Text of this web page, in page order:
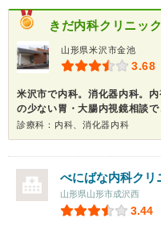
きだ内科クリニック
山形県米沢市金池
3.68
米沢市で内科。消化器内科。
の少ない胃・大腸内視鏡相談で
診療科：内科、消化器内科
べにばな内科クリ
山形県山形市成沢西
3.44